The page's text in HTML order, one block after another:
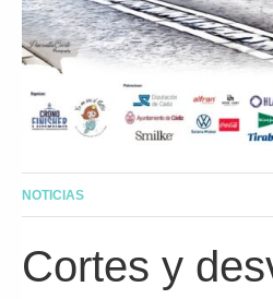
NOTICIAS
Cortes y